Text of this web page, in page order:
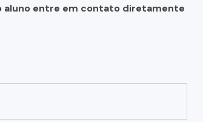
aluno entre em contato diretamente